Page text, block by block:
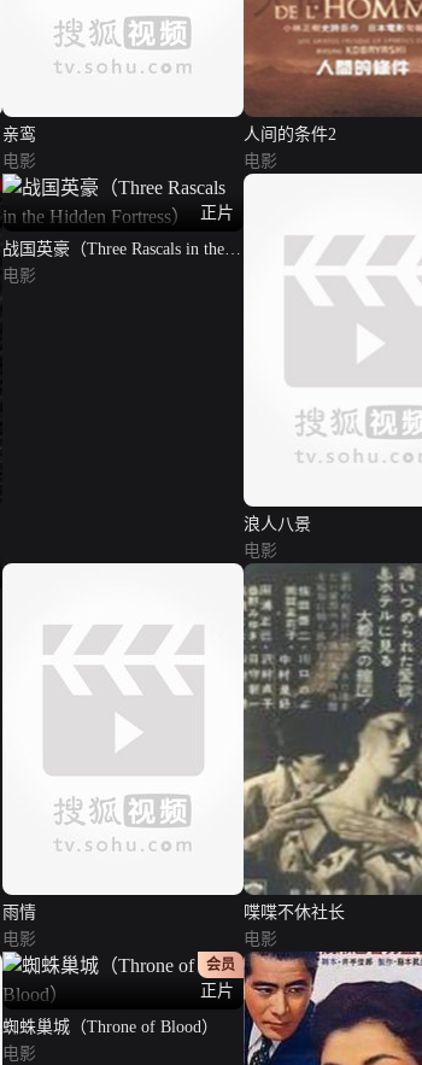
亲鸾
电影
人间的条件2
电影
正片
战国英豪（Three Rascals in the
Hidden Fortress）
电影
浪人八景
电影
雨情
电影
喋喋不休社长
电影
正片
会员
蜘蛛巢城（Throne of Blood）
电影